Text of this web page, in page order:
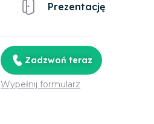
Prezentację
Zadzwoń teraz
Wypełnij formularz